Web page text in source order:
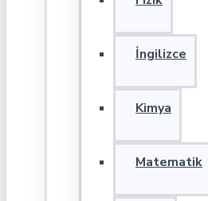
İngilizce
Kimya
Matematik